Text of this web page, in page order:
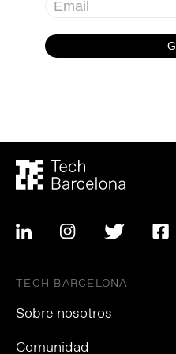
TECH BARCELONA
Sobre nosotros
Comunidad